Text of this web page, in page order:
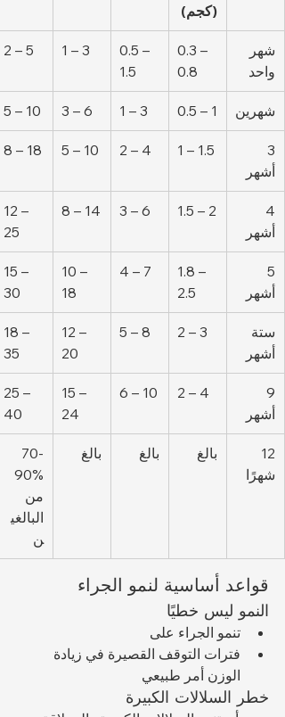
(كجم)
شهر
واحد
0.3 –
0.8
0.5 –
1.5
1 – 3
2 – 5
شهرين 0.5 – 1
1 – 3
3 – 6
5 – 10
أشهر
1 – 1.5
2 – 4
5 – 10
8 – 18
أشهر
1.5 – 2
3 – 6
8 – 14
12 –
25
أشهر
1.8 –
2.5
4 – 7
10 –
18
15 –
30
ستة
أشهر
2 – 3
5 – 8
12 –
20
18 –
35
أشهر
2 – 4
6 – 10
15 –
24
25 –
40
شهرًا
بالغ بالغ بالغ
70-
من
البالغي
ن
قواعد أساسية لنمو الجراء
النمو ليس خطيًا
تنمو الجراء على
فترات التوقف القصيرة في زيادة
الوزن أمر طبيعي
خطر السلالات الكبيرة